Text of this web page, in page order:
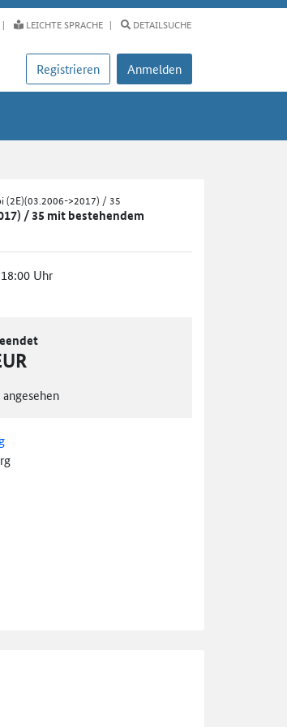
LEICHTE SPRACHE DETAILSUCHE
Registrieren Anmelden
(2E)(03.2006->2017) / 35
/ 35 mit bestehendem
Uhr